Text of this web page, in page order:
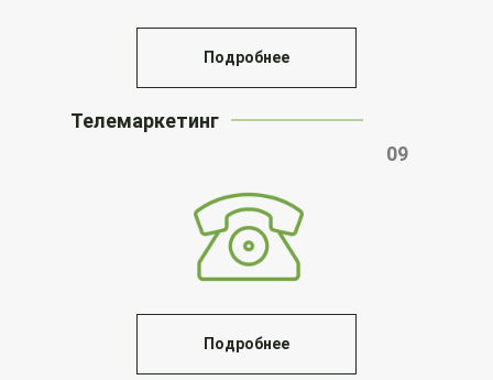
Телемаркетинг
Подробнее
09
Подробнее